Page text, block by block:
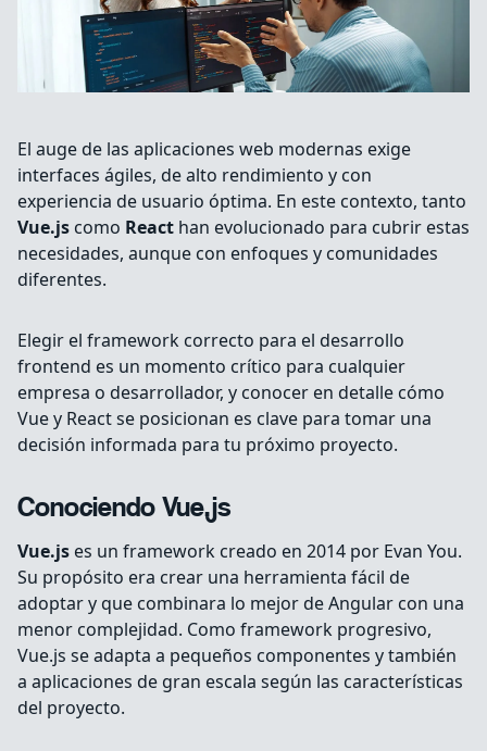
El auge de las aplicaciones web modernas exige
interfaces ágiles, de alto rendimiento y con
experiencia de usuario óptima. En este contexto, tanto
Vue.js como React han evolucionado para cubrir estas
necesidades, aunque con enfoques y comunidades
diferentes.
Elegir el framework correcto para el desarrollo
frontend es un momento crítico para cualquier
empresa o desarrollador, y conocer en detalle cómo
Vue y React se posicionan es clave para tomar una
decisión informada para tu próximo proyecto.
Conociendo Vue.js
Vue.js es un framework creado en 2014 por Evan You.
Su propósito era crear una herramienta fácil de
adoptar y que combinara lo mejor de Angular con una
menor complejidad. Como framework progresivo,
Vue.js se adapta a pequeños componentes y también
a aplicaciones de gran escala según las características
del proyecto.